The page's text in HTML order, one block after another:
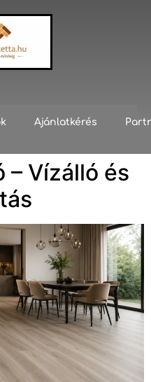
Ajánlatkérés
– Vízálló és